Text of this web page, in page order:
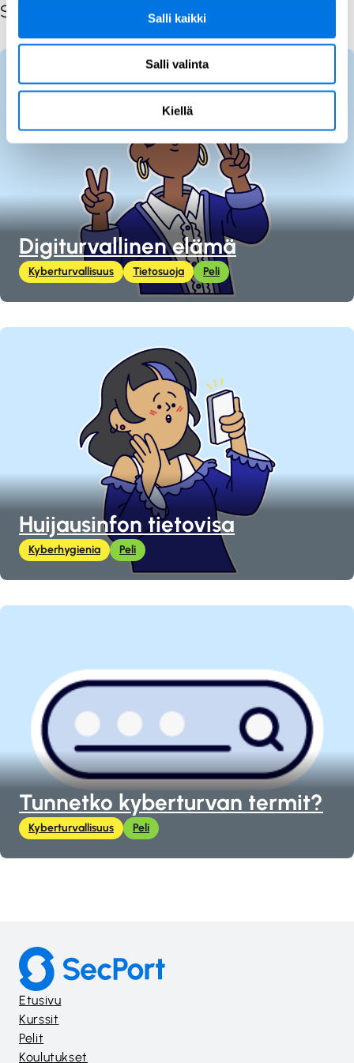
Salli kaikki
Salli valinta
Kiellä
Samankaltaiset julkaisut sisältötyypeittäin
Digiturvallinen elämä
Kyberturvallisuus Tietosuoja Peli
Huijausinfon tietovisa
Kyberhygienia Peli
Tunnetko kyberturvan termit?
Kyberturvallisuus Peli
Etusivu
Kurssit
Pelit
Koulutukset